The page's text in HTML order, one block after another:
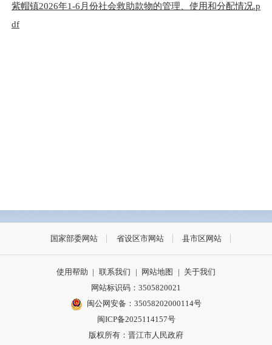
紫帽镇2026年1-6月份社会救助款物的管理、使用和分配情况.p
df
国家部委网站 省设区市网站 县市区网站
使用帮助 | 联系我们 | 网站地图 | 关于我们
网站标识码：3505820021
闽公网安备：35058202000114号
闽ICP备2025114157号
版权所有：晋江市人民政府